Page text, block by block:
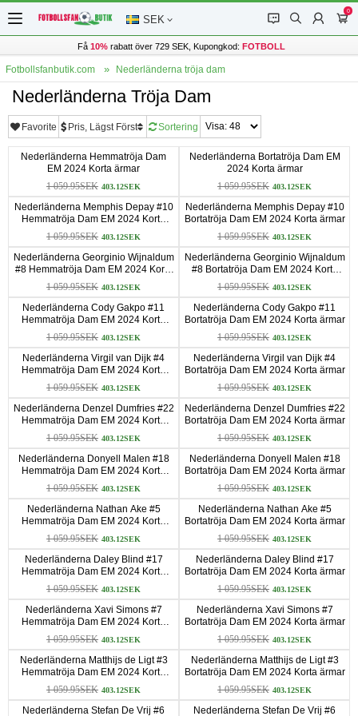
SEK 󰂱 󰂨 󰃳
0
󰃦
Få 10%rabatt över 729 SEK, Kupongkod: FOTBOLL
Fotbollsfanbutik.com Nederländerna tröja dam
Nederländerna Tröja Dam
Favorite Pris, Lägst Först Sortering
Nederländerna Hemmatröja Dam
EM 2024 Korta ärmar
1 059.95SEK 403.12SEK
Nederländerna Bortatröja Dam EM
2024 Korta ärmar
1 059.95SEK 403.12SEK
Nederländerna Memphis Depay #10
Hemmatröja Dam EM 2024 Korta
ärmar
1 059.95SEK 403.12SEK
Nederländerna Memphis Depay #10
Bortatröja Dam EM 2024 Korta ärmar
1 059.95SEK 403.12SEK
Nederländerna Georginio Wijnaldum
#8 Hemmatröja Dam EM 2024 Korta
ärmar
1 059.95SEK 403.12SEK
Nederländerna Georginio Wijnaldum
#8 Bortatröja Dam EM 2024 Korta
ärmar
1 059.95SEK 403.12SEK
Nederländerna Cody Gakpo #11
Hemmatröja Dam EM 2024 Korta
ärmar
1 059.95SEK 403.12SEK
Nederländerna Cody Gakpo #11
Bortatröja Dam EM 2024 Korta ärmar
1 059.95SEK 403.12SEK
Nederländerna Virgil van Dijk #4
Hemmatröja Dam EM 2024 Korta
ärmar
1 059.95SEK 403.12SEK
Nederländerna Virgil van Dijk #4
Bortatröja Dam EM 2024 Korta ärmar
1 059.95SEK 403.12SEK
Nederländerna Denzel Dumfries #22
Hemmatröja Dam EM 2024 Korta
ärmar
1 059.95SEK 403.12SEK
Nederländerna Denzel Dumfries #22
Bortatröja Dam EM 2024 Korta ärmar
1 059.95SEK 403.12SEK
Nederländerna Donyell Malen #18
Hemmatröja Dam EM 2024 Korta
ärmar
1 059.95SEK 403.12SEK
Nederländerna Donyell Malen #18
Bortatröja Dam EM 2024 Korta ärmar
1 059.95SEK 403.12SEK
Nederländerna Nathan Ake #5
Hemmatröja Dam EM 2024 Korta
ärmar
1 059.95SEK 403.12SEK
Nederländerna Nathan Ake #5
Bortatröja Dam EM 2024 Korta ärmar
1 059.95SEK 403.12SEK
Nederländerna Daley Blind #17
Hemmatröja Dam EM 2024 Korta
ärmar
1 059.95SEK 403.12SEK
Nederländerna Daley Blind #17
Bortatröja Dam EM 2024 Korta ärmar
1 059.95SEK 403.12SEK
Nederländerna Xavi Simons #7
Hemmatröja Dam EM 2024 Korta
ärmar
1 059.95SEK 403.12SEK
Nederländerna Xavi Simons #7
Bortatröja Dam EM 2024 Korta ärmar
1 059.95SEK 403.12SEK
Nederländerna Matthijs de Ligt #3
Hemmatröja Dam EM 2024 Korta
ärmar
1 059.95SEK 403.12SEK
Nederländerna Matthijs de Ligt #3
Bortatröja Dam EM 2024 Korta ärmar
1 059.95SEK 403.12SEK
Nederländerna Stefan De Vrij #6 Nederländerna Stefan De Vrij #6